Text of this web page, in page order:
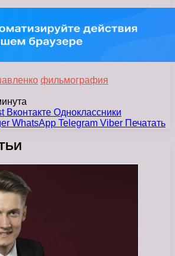
фильмография
Вконтакте Одноклассники
WhatsApp Telegram Viber Печатать